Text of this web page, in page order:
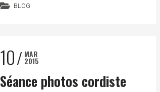
BLOG
10 MAR
2015
Séance photos cordiste